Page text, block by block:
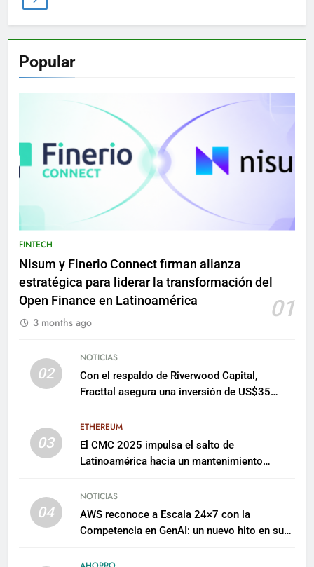
Popular
FINTECH
Nisum y Finerio Connect firman alianza
estratégica para liderar la transformación del
Open Finance en Latinoamérica
01
3 months ago
02
NOTICIAS
Con el respaldo de Riverwood Capital,
Fracttal asegura una inversión de US$35
03
ETHEREUM
El CMC 2025 impulsa el salto de
Latinoamérica hacia un mantenimiento
04
NOTICIAS
AWS reconoce a Escala 24×7 con la
Competencia en GenAI: un nuevo hito en su